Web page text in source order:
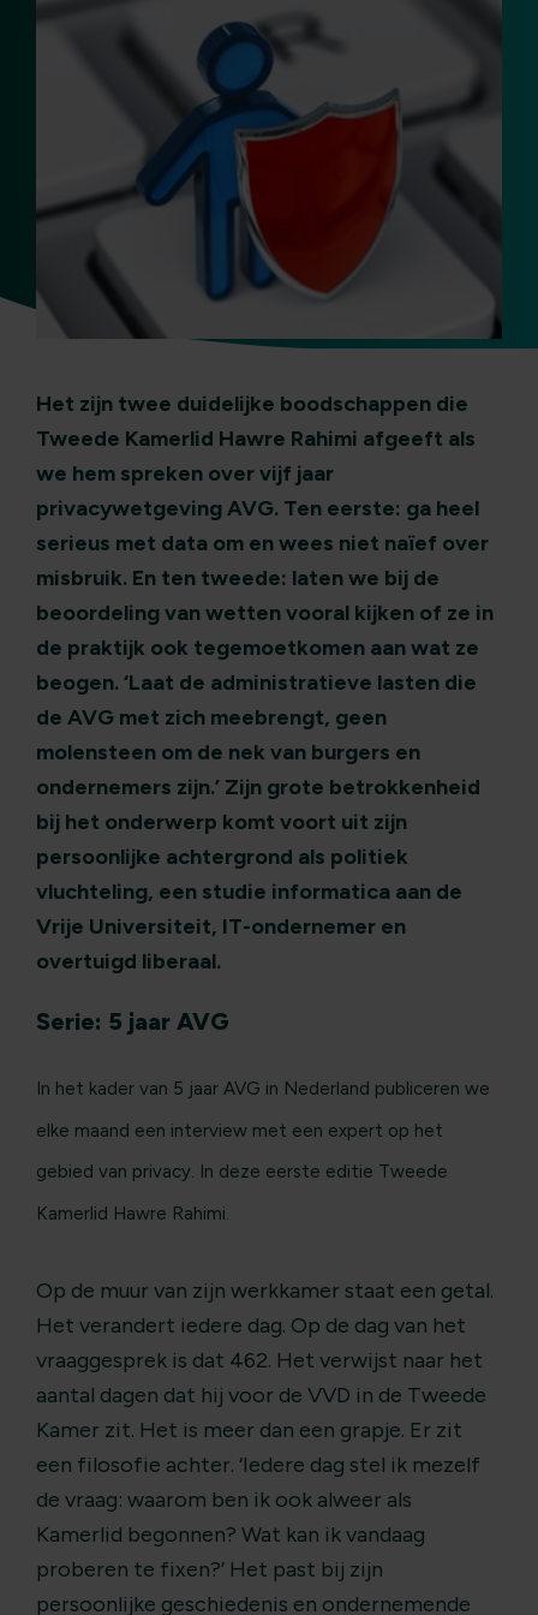
Het zijn twee duidelijke boodschappen die
Tweede Kamerlid Hawre Rahimi afgeeft als
we hem spreken over vijf jaar
privacywetgeving AVG. Ten eerste: ga heel
serieus met data om en wees niet naïef over
misbruik. En ten tweede: laten we bij de
beoordeling van wetten vooral kijken of ze in
de praktijk ook tegemoetkomen aan wat ze
beogen. ‘Laat de administratieve lasten die
de AVG met zich meebrengt, geen
molensteen om de nek van burgers en
ondernemers zijn.’ Zijn grote betrokkenheid
bij het onderwerp komt voort uit zijn
persoonlijke achtergrond als politiek
vluchteling, een studie informatica aan de
Vrije Universiteit, IT-ondernemer en
overtuigd liberaal.
Serie: 5 jaar AVG
In het kader van 5 jaar AVG in Nederland publiceren we
elke maand een interview met een expert op het
gebied van privacy. In deze eerste editie Tweede
Kamerlid Hawre Rahimi.
Op de muur van zijn werkkamer staat een getal.
Het verandert iedere dag. Op de dag van het
vraaggesprek is dat 462. Het verwijst naar het
aantal dagen dat hij voor de VVD in de Tweede
Kamer zit. Het is meer dan een grapje. Er zit
een filosofie achter. ‘Iedere dag stel ik mezelf
de vraag: waarom ben ik ook alweer als
Kamerlid begonnen? Wat kan ik vandaag
proberen te fixen?’ Het past bij zijn
persoonlijke geschiedenis en ondernemende